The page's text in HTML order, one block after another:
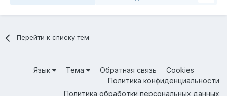
Перейти к списку тем
Язык Тема Обратная связь
Cookies
Политика конфиденциальности
Политика обработки персональных данных